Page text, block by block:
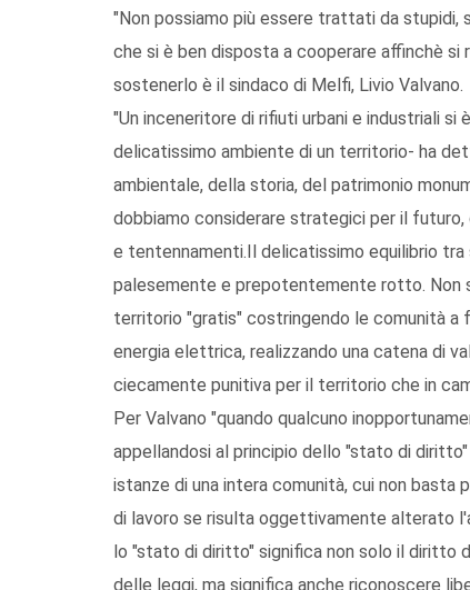
"Non possiamo più essere trattati da stupidi,
che si è ben disposta a cooperare affinchè si
sostenerlo è il sindaco di Melfi, Livio Valvano.
"Un inceneritore di rifiuti urbani e industriali
delicatissimo ambiente di un territorio- ha
ambientale, della storia, del patrimonio
dobbiamo considerare strategici per il
e tentennamenti.Il delicatissimo equilibrio
palesemente e prepotentemente rotto. Non
territorio "gratis" costringendo le comunità a
energia elettrica, realizzando una catena di
ciecamente punitiva per il territorio che in
Per Valvano "quando qualcuno
appellandosi al principio dello "stato di
istanze di una intera comunità, cui non
di lavoro se risulta oggettivamente alterato
lo "stato di diritto" significa non solo il diritto
delle leggi, ma significa anche riconoscere